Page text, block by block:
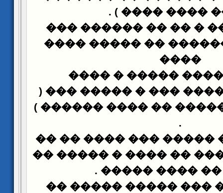
���� ����
) .
���� ������ � �� ��
������� ������� ��
����
�� ���� ����
������� ������ ���
�� ����� ������� ��
)
.
���� ������ �����
���� �� �� ���� ��
���� �� ����
.
����� ��� � ���